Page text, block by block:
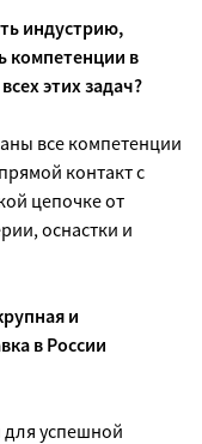
индустрию,
компетенции в
этих задач?
все компетенции
контакт с
цепочке от
оснастки и
и
в России
для успешной